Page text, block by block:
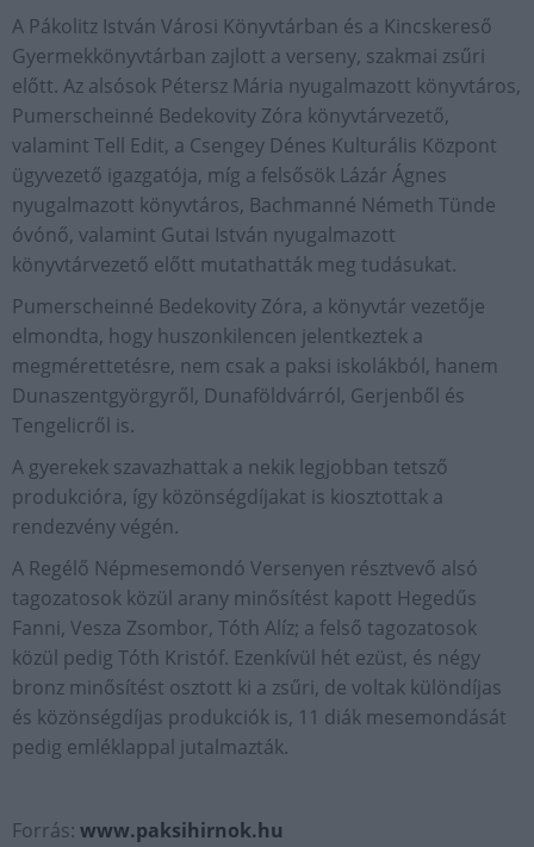
A Pákolitz István Városi Könyvtárban és a Kincskereső
Gyermekkönyvtárban zajlott a verseny, szakmai zsűri
előtt. Az alsósok Pétersz Mária nyugalmazott könyvtáros,
Pumerscheinné Bedekovity Zóra könyvtárvezető,
valamint Tell Edit, a Csengey Dénes Kulturális Központ
ügyvezető igazgatója, míg a felsősök Lázár Ágnes
nyugalmazott könyvtáros, Bachmanné Németh Tünde
óvónő, valamint Gutai István nyugalmazott
könyvtárvezető előtt mutathatták meg tudásukat.
Pumerscheinné Bedekovity Zóra, a könyvtár vezetője
elmondta, hogy huszonkilencen jelentkeztek a
megmérettetésre, nem csak a paksi iskolákból, hanem
Dunaszentgyörgyről, Dunaföldvárról, Gerjenből és
Tengelicről is.
A gyerekek szavazhattak a nekik legjobban tetsző
produkcióra, így közönségdíjakat is kiosztottak a
rendezvény végén.
A Regélő Népmesemondó Versenyen résztvevő alsó
tagozatosok közül arany minősítést kapott Hegedűs
Fanni, Vesza Zsombor, Tóth Alíz; a felső tagozatosok
közül pedig Tóth Kristóf. Ezenkívül hét ezüst, és négy
bronz minősítést osztott ki a zsűri, de voltak különdíjas
és közönségdíjas produkciók is, 11 diák mesemondását
pedig emléklappal jutalmazták.
Forrás: www.paksihirnok.hu